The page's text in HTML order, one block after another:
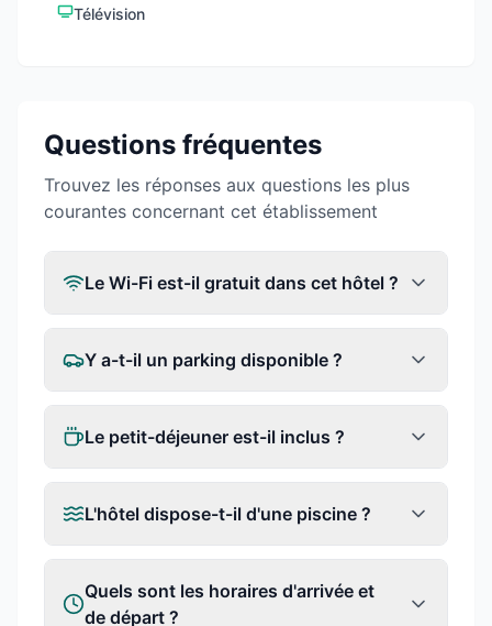
Télévision
Questions fréquentes
Trouvez les réponses aux questions les plus
courantes concernant cet établissement
Le Wi-Fi est-il gratuit dans cet hôtel ?
Y a-t-il un parking disponible ?
Le petit-déjeuner est-il inclus ?
L'hôtel dispose-t-il d'une piscine ?
Quels sont les horaires d'arrivée et
de départ ?